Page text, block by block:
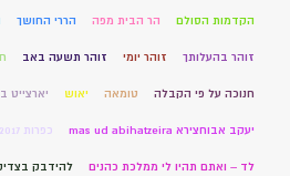
הקדמות הסולם הר הבית מפה הררי החושך
זוהר בהעלותך זוהר יומי זוהר תשעה באב
חנוכה על פי הקבלה טומאה יאוש יארצייט
יעקב אבוחצירא mas ud abihatzeira כפרות 2017
לד – ואתם תהיו לי ממלכת כהנים להידבק